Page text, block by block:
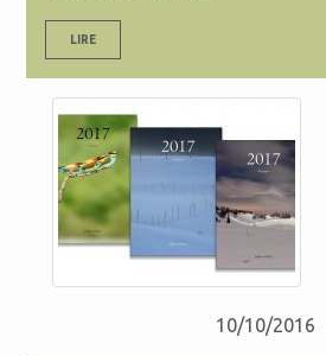
LIRE
10/10/2016